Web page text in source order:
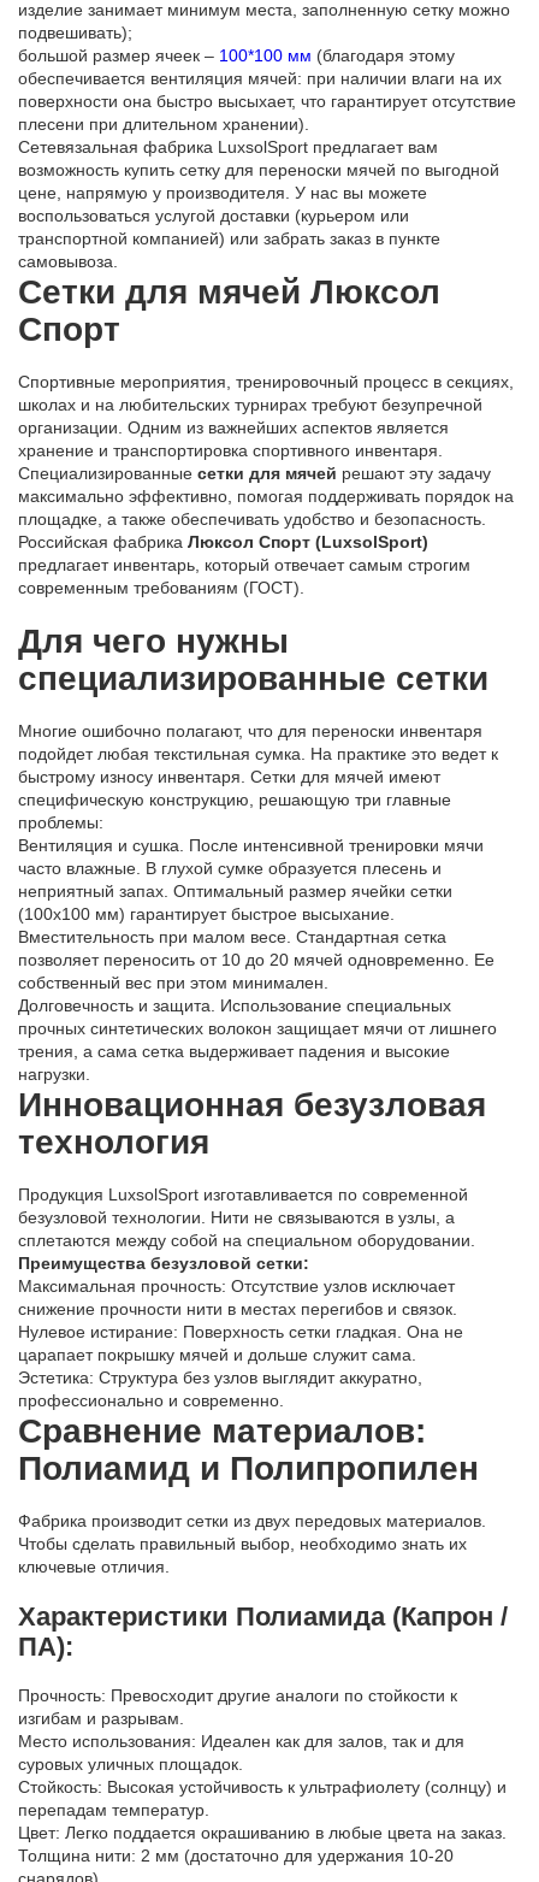
изделие занимает минимум места, заполненную сетку можно
подвешивать);
большой размер ячеек – 100*100 мм (благодаря этому
обеспечивается вентиляция мячей: при наличии влаги на их
поверхности она быстро высыхает, что гарантирует отсутствие
плесени при длительном хранении).
Сетевязальная фабрика LuxsolSport предлагает вам
возможность купить сетку для переноски мячей по выгодной
цене, напрямую у производителя. У нас вы можете
воспользоваться услугой доставки (курьером или
транспортной компанией) или забрать заказ в пункте
самовывоза.
Сетки для мячей Люксол
Спорт
Спортивные мероприятия, тренировочный процесс в секциях,
школах и на любительских турнирах требуют безупречной
организации. Одним из важнейших аспектов является
хранение и транспортировка спортивного инвентаря.
Специализированные сетки для мячей решают эту задачу
максимально эффективно, помогая поддерживать порядок на
площадке, а также обеспечивать удобство и безопасность.
Российская фабрика Люксол Спорт (LuxsolSport)
предлагает инвентарь, который отвечает самым строгим
современным требованиям (ГОСТ).
Для чего нужны
специализированные сетки
Многие ошибочно полагают, что для переноски инвентаря
подойдет любая текстильная сумка. На практике это ведет к
быстрому износу инвентаря. Сетки для мячей имеют
специфическую конструкцию, решающую три главные
проблемы:
Вентиляция и сушка. После интенсивной тренировки мячи
часто влажные. В глухой сумке образуется плесень и
неприятный запах. Оптимальный размер ячейки сетки
(100х100 мм) гарантирует быстрое высыхание.
Вместительность при малом весе. Стандартная сетка
позволяет переносить от 10 до 20 мячей одновременно. Ее
собственный вес при этом минимален.
Долговечность и защита. Использование специальных
прочных синтетических волокон защищает мячи от лишнего
трения, а сама сетка выдерживает падения и высокие
нагрузки.
Инновационная безузловая
технология
Продукция LuxsolSport изготавливается по современной
безузловой технологии. Нити не связываются в узлы, а
сплетаются между собой на специальном оборудовании.
Преимущества безузловой сетки:
Максимальная прочность: Отсутствие узлов исключает
снижение прочности нити в местах перегибов и связок.
Нулевое истирание: Поверхность сетки гладкая. Она не
царапает покрышку мячей и дольше служит сама.
Эстетика: Структура без узлов выглядит аккуратно,
профессионально и современно.
Сравнение материалов:
Полиамид и Полипропилен
Фабрика производит сетки из двух передовых материалов.
Чтобы сделать правильный выбор, необходимо знать их
ключевые отличия.
Характеристики Полиамида (Капрон /
ПА):
Прочность: Превосходит другие аналоги по стойкости к
изгибам и разрывам.
Место использования: Идеален как для залов, так и для
суровых уличных площадок.
Стойкость: Высокая устойчивость к ультрафиолету (солнцу) и
перепадам температур.
Цвет: Легко поддается окрашиванию в любые цвета на заказ.
Толщина нити: 2 мм (достаточно для удержания 10-20